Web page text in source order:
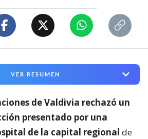
VER RESUMEN
de Valdivia rechazó un
presentado por una
de la capital regional de